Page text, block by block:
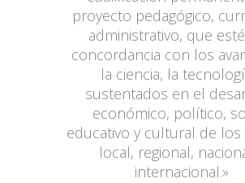
proyecto pedagógico,
administrativo, que
concordancia con los
la ciencia, la
sustentados en el
económico, político,
educativo y cultural de los
local, regional,
internacional.»